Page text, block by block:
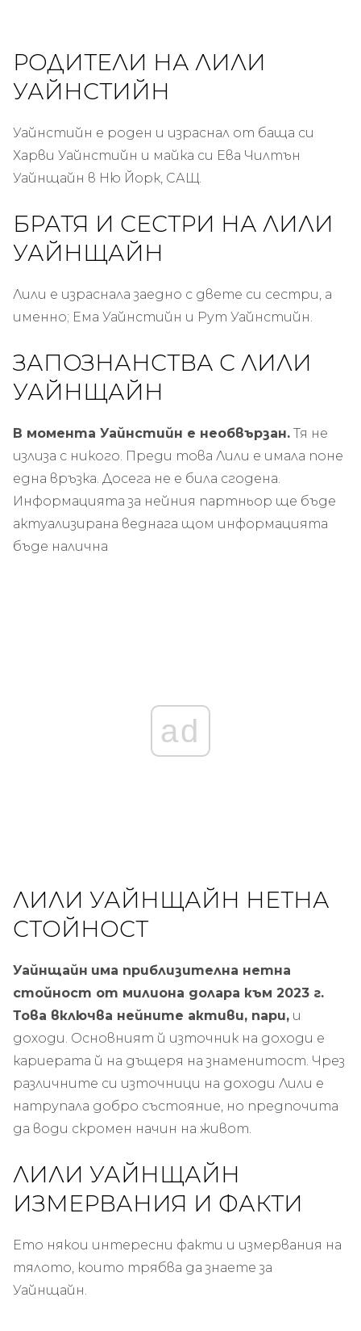
РОДИТЕЛИ НА ЛИЛИ
УАЙНСТИЙН
Уайнстийн е роден и израснал от баща си
Харви Уайнстийн и майка си Ева Чилтън
Уайнщайн в Ню Йорк, САЩ.
БРАТЯ И СЕСТРИ НА ЛИЛИ
УАЙНЩАЙН
Лили е израснала заедно с двете си сестри, а
именно; Ема Уайнстийн и Рут Уайнстийн.
ЗАПОЗНАНСТВА С ЛИЛИ
УАЙНЩАЙН
В момента Уайнстийн е необвързан. Тя не
излиза с никого. Преди това Лили е имала поне
една връзка. Досега не е била сгодена.
Информацията за нейния партньор ще бъде
актуализирана веднага щом информацията
бъде налична
ad
ЛИЛИ УАЙНЩАЙН НЕТНА
СТОЙНОСТ
Уайнщайн има приблизителна нетна
стойност от милиона долара към 2023 г.
Това включва нейните активи, пари, и
доходи. Основният й източник на доходи е
кариерата й на дъщеря на знаменитост. Чрез
различните си източници на доходи Лили е
натрупала добро състояние, но предпочита
да води скромен начин на живот.
ЛИЛИ УАЙНЩАЙН
ИЗМЕРВАНИЯ И ФАКТИ
Ето някои интересни факти и измервания на
тялото, които трябва да знаете за
Уайнщайн.